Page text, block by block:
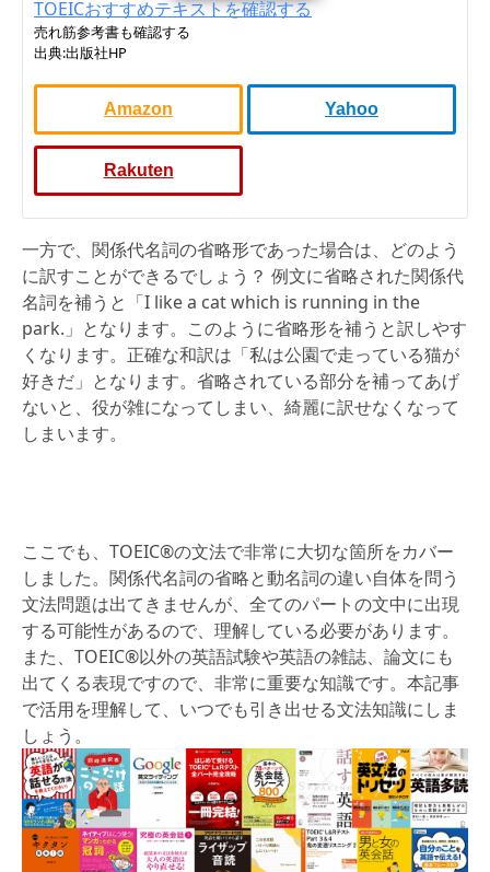
TOEICおすすめテキストを確認する
売れ筋参考書も確認する
出典:出版社HP
Amazon Yahoo
Rakuten
一方で、関係代名詞の省略形であった場合は、どのよう
に訳すことができるでしょう？ 例文に省略された関係代
名詞を補うと「I like a cat which is running in the
park.」となります。このように省略形を補うと訳しやす
くなります。正確な和訳は「私は公園で走っている猫が
好きだ」となります。省略されている部分を補ってあげ
ないと、役が雑になってしまい、綺麗に訳せなくなって
しまいます。
ここでも、TOEIC®の文法で非常に大切な箇所をカバー
しました。関係代名詞の省略と動名詞の違い自体を問う
文法問題は出てきませんが、全てのパートの文中に出現
する可能性があるので、理解している必要があります。
また、TOEIC®以外の英語試験や英語の雑誌、論文にも
出てくる表現ですので、非常に重要な知識です。本記事
で活用を理解して、いつでも引き出せる文法知識にしま
しょう。